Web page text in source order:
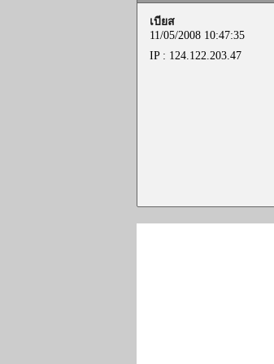
เบียส
11/05/2008 10:47:35
IP : 124.122.203.47